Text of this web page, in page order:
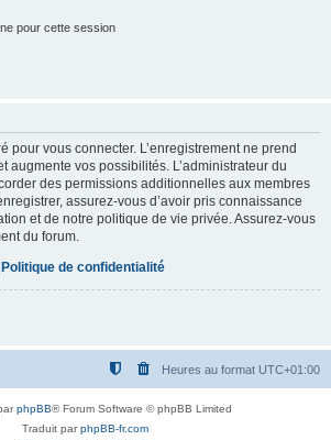
pour cette session
pour vous connecter. L’enregistrement ne prend
augmente vos possibilités. L’administrateur du
des permissions additionnelles aux membres
assurez-vous d’avoir pris connaissance
et de notre politique de vie privée. Assurez-vous
du forum.
Politique de confidentialité
Heures au format UTC+01:00
phpBB® Forum Software © phpBB Limited
Traduit parphpBB-fr.com